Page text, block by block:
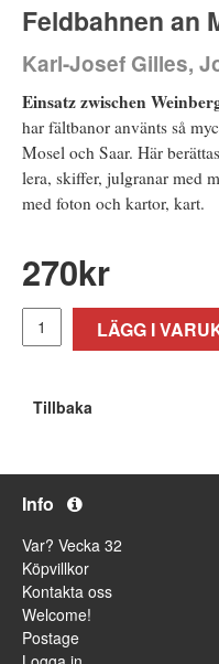
Feldbahnen an
Karl-Josef Gilles,
Einsatz zwischen
har fältbanor använts så
Mosel och Saar. Här
lera, skiffer, julgranar med
med foton och kartor, kart.
270kr
LÄGG I
Tillbaka
Info
Var? Vecka 32
Köpvillkor
Kontakta oss
Welcome!
Postage